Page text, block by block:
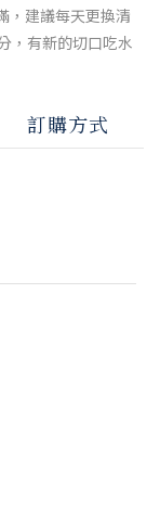
，建議每天更換清
，有新的切口吃水
訂購方式